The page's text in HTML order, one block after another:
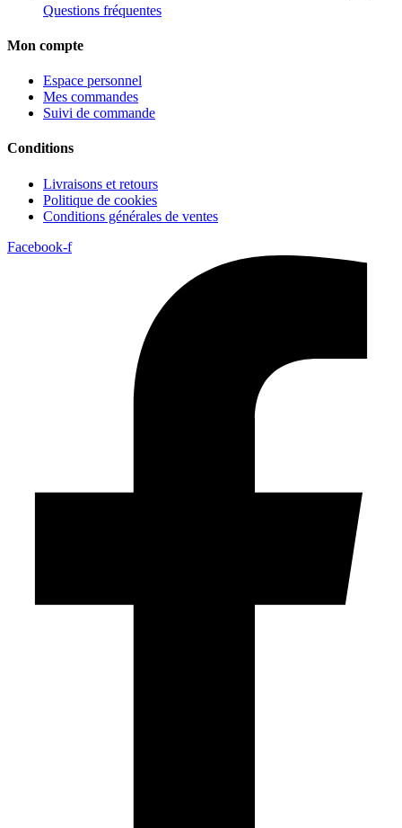
Questions fréquentes
Mon compte
Espace personnel
Mes commandes
Suivi de commande
Conditions
Livraisons et retours
Politique de cookies
Conditions générales de ventes
Facebook-f